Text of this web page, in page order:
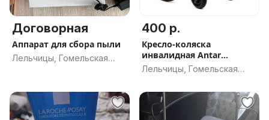
Договорная
Аппарат для сбора пыли
Лельчицы, Гомельская
400 р.
Кресло-коляска
инвалидная Antar
AT52306 Alu
Лельчицы, Гомельская